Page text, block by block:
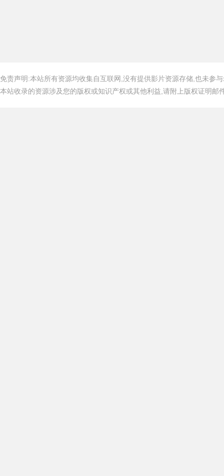
免责声明:本站所有资源均收集自互联网,没有提供影片资源存储,也未参
本站收录的资源涉及您的版权或知识产权或其他利益,请附上版权证明